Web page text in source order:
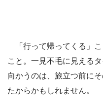
「行って帰ってくる」こ
こと。一見不毛に見える
向かうのは、旅立つ前に
たからかもしれません。